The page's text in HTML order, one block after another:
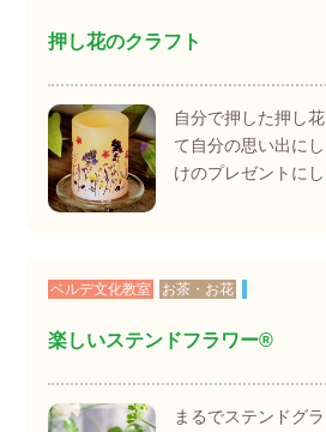
押し花のクラフト
自分で押した押し
て自分の思い出に
けのプレゼントに
ベルデ文化教室 お茶・お花
楽しいステンドフラワー®
まるでステンドグ